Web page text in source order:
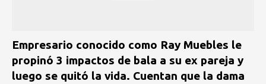
Empresario conocido como Ray Muebles le
propinó 3 impactos de bala a su ex pareja y
luego se quitó la vida. Cuentan que la dama